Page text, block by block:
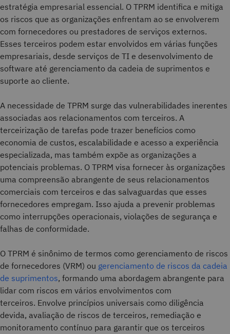
estratégia empresarial essencial. O TPRM identifica e mitiga
os riscos que as organizações enfrentam ao se envolverem
com fornecedores ou prestadores de serviços externos.
Esses terceiros podem estar envolvidos em várias funções
empresariais, desde serviços de TI e desenvolvimento de
software até gerenciamento da cadeia de suprimentos e
suporte ao cliente.
A necessidade de TPRM surge das vulnerabilidades inerentes
associadas aos relacionamentos com terceiros. A
terceirização de tarefas pode trazer benefícios como
economia de custos, escalabilidade e acesso a experiência
especializada, mas também expõe as organizações a
potenciais problemas. O TPRM visa fornecer às organizações
uma compreensão abrangente de seus relacionamentos
comerciais com terceiros e das salvaguardas que esses
fornecedores empregam. Isso ajuda a prevenir problemas
como interrupções operacionais, violações de segurança e
falhas de conformidade.
O TPRM é sinônimo de termos como gerenciamento de riscos
de fornecedores (VRM) ou gerenciamento de riscos da cadeia
de suprimentos, formando uma abordagem abrangente para
lidar com riscos em vários envolvimentos com
terceiros. Envolve princípios universais como diligência
devida, avaliação de riscos de terceiros, remediação e
monitoramento contínuo para garantir que os terceiros